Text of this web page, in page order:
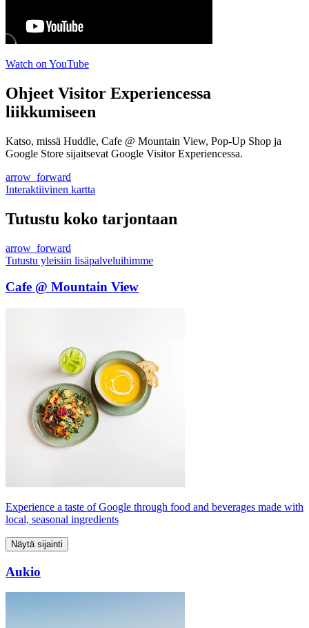
Watch on YouTube
Ohjeet Visitor Experiencessa
liikkumiseen
Katso, missä Huddle, Cafe @ Mountain View, Pop-Up Shop ja
Google Store sijaitsevat Google Visitor Experiencessa.
arrow_forward
Interaktiivinen kartta
Tutustu koko tarjontaan
arrow_forward
Tutustu yleisiin lisäpalveluihimme
Cafe @ Mountain View
Experience a taste of Google through food and beverages made with
local, seasonal ingredients
Näytä sijainti
Aukio